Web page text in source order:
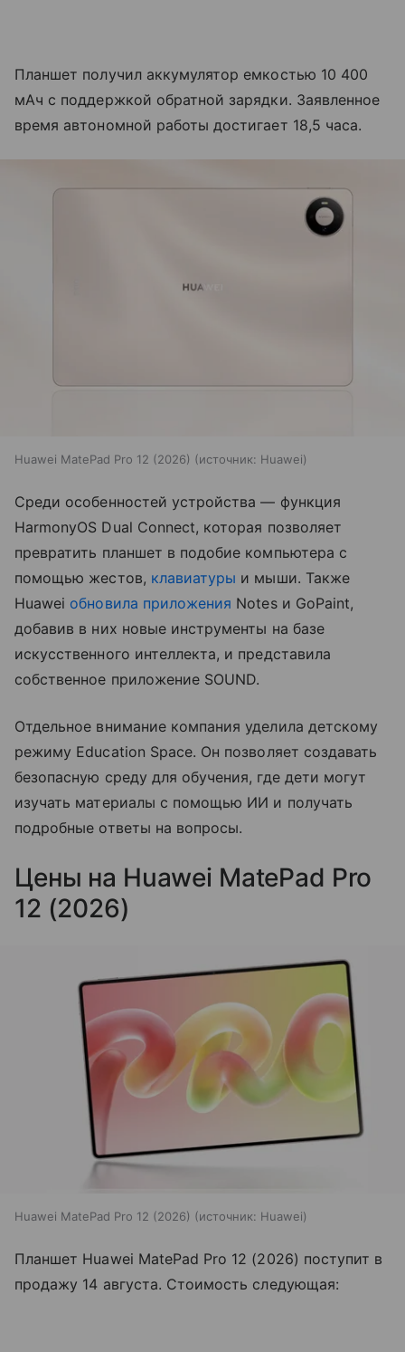
Планшет получил аккумулятор емкостью 10 400
мАч с поддержкой обратной зарядки. Заявленное
время автономной работы достигает 18,5 часа.
Huawei MatePad Pro 12 (2026) источник: Huawei
Среди особенностей устройства — функция
HarmonyOS Dual Connect, которая позволяет
превратить планшет в подобие компьютера с
помощью жестов, клавиатуры и мыши. Также
Huawei обновила приложения Notes и GoPaint,
добавив в них новые инструменты на базе
искусственного интеллекта, и представила
собственное приложение SOUND.
Отдельное внимание компания уделила детскому
режиму Education Space. Он позволяет создавать
безопасную среду для обучения, где дети могут
изучать материалы с помощью ИИ и получать
подробные ответы на вопросы.
Цены на Huawei MatePad Pro
12 (2026)
Huawei MatePad Pro 12 (2026) источник: Huawei
Планшет Huawei MatePad Pro 12 (2026) поступит в
продажу 14 августа. Стоимость следующая: